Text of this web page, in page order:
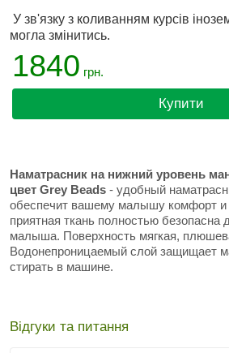
У зв'язку з коливанням курсів
могла змінитись.
1840 грн.
Купити
Наматрасник на нижний уровень
цвет Grey Beads - удобный
обеспечит вашему малышу комфорт и
приятная ткань полностью безопасна
малыша. Поверхность мягкая,
Водонепроницаемый слой защищает
стирать в машине.
Відгуки та питання